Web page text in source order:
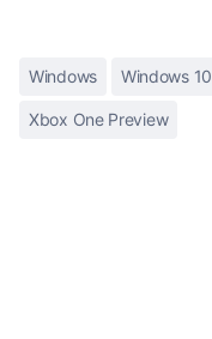
Windows Windows 10
Xbox One Preview